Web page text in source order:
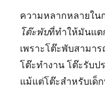
ความหลากหลายใน
โต๊ะพับที่ทำให้มันแต
เพราะโต๊ะพับสามา
โต๊ะทำงาน โต๊ะรับป
แม้แต่โต๊ะสำหรับเด็